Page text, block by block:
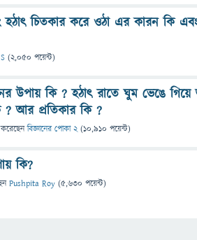
হঠাৎ চিতকার করে ওঠা এর কারন কি
(2,050 পয়েন্ট)
উপায় কি ? হঠাৎ রাতে ঘুম ভেঙে
আর প্রতিকার কি ?
করেছেনবিজ্ঞানের পোকা 2 (10,910 পয়েন্ট)
কি?
Pushpita Roy (5,630 পয়েন্ট)